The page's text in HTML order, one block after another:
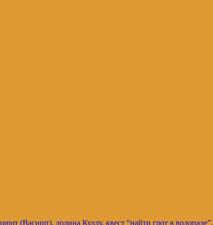
(Васишт), долина Куллу, квест “найти грот в водопаде”.